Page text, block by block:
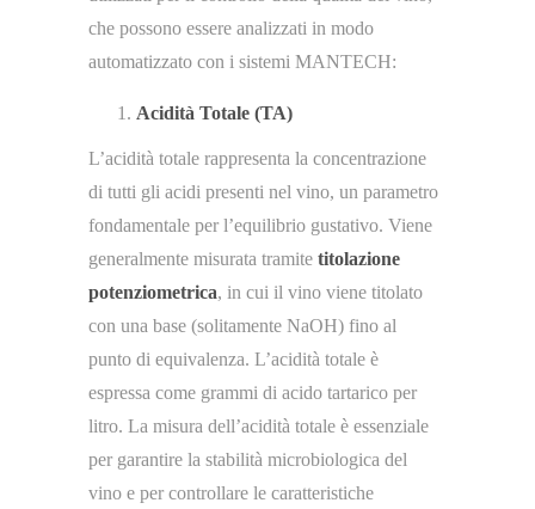
che possono essere analizzati in modo
automatizzato con i sistemi MANTECH:
Acidità Totale (TA)
L’acidità totale rappresenta la concentrazione
di tutti gli acidi presenti nel vino, un parametro
fondamentale per l’equilibrio gustativo. Viene
generalmente misurata tramite titolazione
potenziometrica, in cui il vino viene titolato
con una base (solitamente NaOH) fino al
punto di equivalenza. L’acidità totale è
espressa come grammi di acido tartarico per
litro. La misura dell’acidità totale è essenziale
per garantire la stabilità microbiologica del
vino e per controllare le caratteristiche